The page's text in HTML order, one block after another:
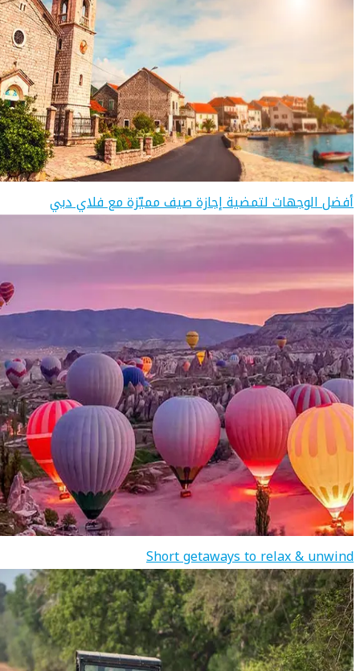
أفضل الوجهات لتمضية إجازة صيف مميّزة مع فلاي دبي
Short getaways to relax & unwind